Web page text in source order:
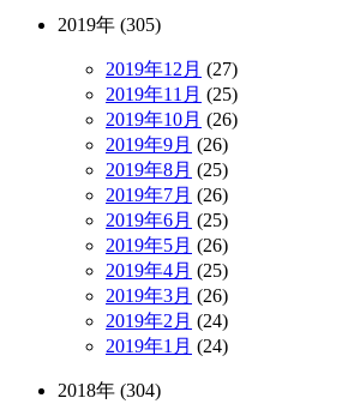
2019年 (305)
2019年12月 (27)
2019年11月 (25)
2019年10月 (26)
2019年9月 (26)
2019年8月 (25)
2019年7月 (26)
2019年6月 (25)
2019年5月 (26)
2019年4月 (25)
2019年3月 (26)
2019年2月 (24)
2019年1月 (24)
2018年 (304)